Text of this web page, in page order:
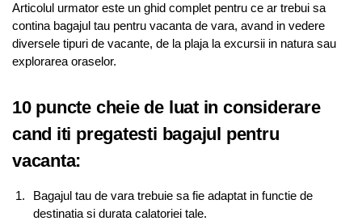
Articolul urmator este un ghid complet pentru ce ar trebui sa
contina bagajul tau pentru vacanta de vara, avand in vedere
diversele tipuri de vacante, de la plaja la excursii in natura sau
explorarea oraselor.
10 puncte cheie de luat in considerare
cand iti pregatesti bagajul pentru
vacanta:
Bagajul tau de vara trebuie sa fie adaptat in functie de
destinatia si durata calatoriei tale.